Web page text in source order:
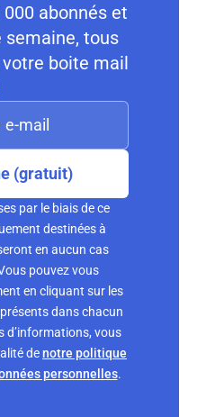
abonnés et
semaine, tous
boite mail
(gratuit)
par le biais de ce
destinées à
en aucun cas
pouvez vous
en cliquant sur les
dans chacun
d’informations, vous
denotre politique
personnelles.